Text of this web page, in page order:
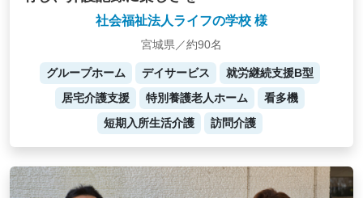
社会福祉法人ライフの学校 様
宮城県／約90名
グループホーム デイサービス
就労継続支援B型
居宅介護支援
特別養護老人ホーム
看多機
短期入所生活介護
訪問介護